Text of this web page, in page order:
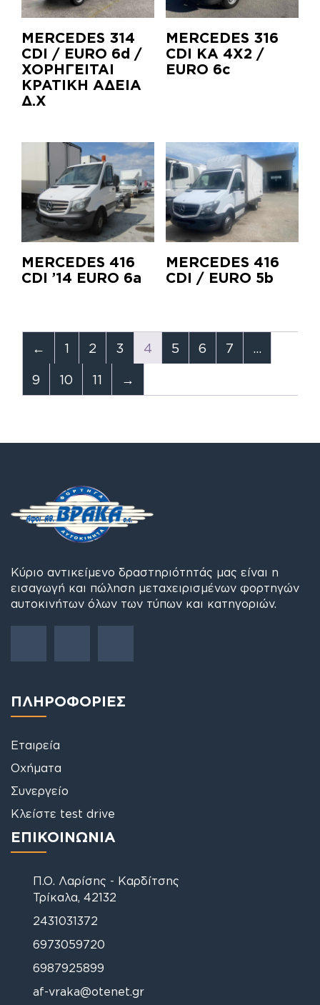
MERCEDES 314
CDI / EURO 6d /
ΧΟΡΗΓΕΙΤΑΙ
ΚΡΑΤΙΚΗ ΑΔΕΙΑ
Δ.Χ
MERCEDES 316
CDI KA 4X2 /
EURO 6c
MERCEDES 416
CDI ’14 EURO 6a
MERCEDES 416
CDI / EURO 5b
← 1 2 3 4 5 6 7
9 10 11 →
Κύριο αντικείμενο δραστηριότητάς μας είναι η
εισαγωγή και πώληση μεταχειρισμένων φορτηγών
αυτοκινήτων όλων των τύπων και κατηγοριών.
ΠΛΗΡΟΦΟΡΙΕΣ
Εταιρεία
Οχήματα
Συνεργείο
Κλείστε test drive
ΕΠΙΚΟΙΝΩΝΙΑ
Π.Ο. Λαρίσης - Καρδίτσης
Τρίκαλα, 42132
2431031372
6973059720
6987925899
af-vraka@otenet.gr